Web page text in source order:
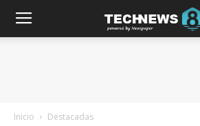
Inicio Destacadas